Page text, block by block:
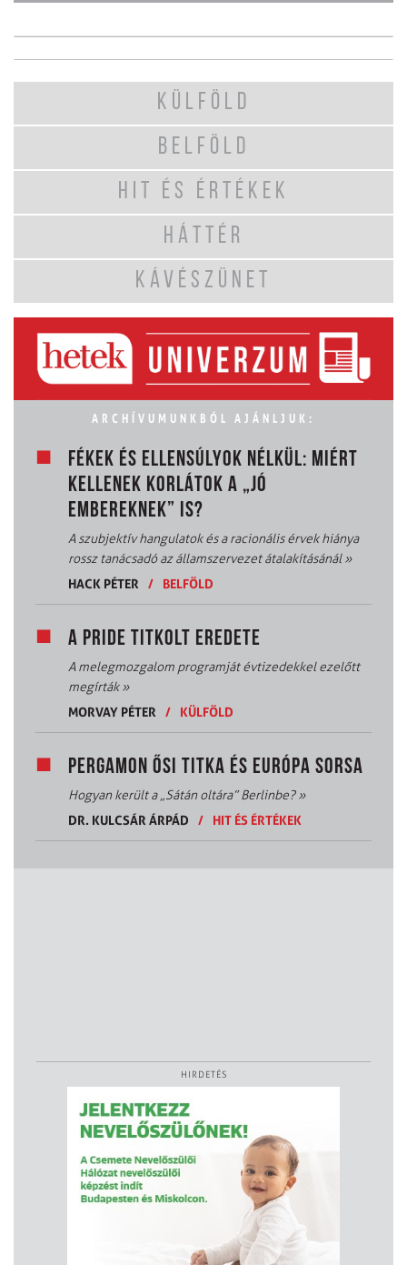
KÜLFÖLD
BELFÖLD
HIT ÉS ÉRTÉKEK
HÁTTÉR
KÁVÉSZÜNET
ARCHÍVUMUNKBÓL AJÁNLJUK:
FÉKEK ÉS ELLENSÚLYOK NÉLKÜL: MIÉRT
KELLENEK KORLÁTOK A „JÓ
EMBEREKNEK” IS?
A szubjektív hangulatok és a racionális érvek hiánya
rossz tanácsadó az államszervezet átalakításánál»
HACK PÉTER / BELFÖLD
A PRIDE TITKOLT EREDETE
A melegmozgalom programját évtizedekkel ezelőtt
megírták»
MORVAY PÉTER / KÜLFÖLD
PERGAMON ŐSI TITKA ÉS EURÓPA SORSA
Hogyan került a „Sátán oltára” Berlinbe?»
DR. KULCSÁR ÁRPÁD
/ HIT ÉS ÉRTÉKEK
HIRDETÉS